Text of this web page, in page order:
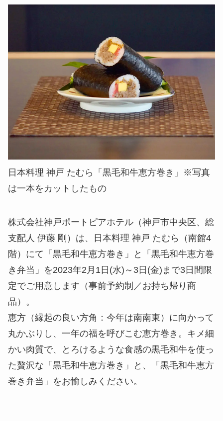
日本料理 神戸 たむら「黒毛和牛恵方巻き」※写真
は一本をカットしたもの
株式会社神戸ポートピアホテル（神戸市中央区、総
支配人 伊藤 剛）は、日本料理 神戸 たむら（南館4
階）にて「黒毛和牛恵方巻き」と「黒毛和牛恵方巻
き弁当」を2023年2月1日(水)～3日(金)まで3日間限
定でご用意します（事前予約制／お持ち帰り商
品）。
恵方（縁起の良い方角：今年は南南東）に向かって
丸かぶりし、一年の福を呼びこむ恵方巻き。キメ細
かい肉質で、とろけるような食感の黒毛和牛を使っ
た贅沢な「黒毛和牛恵方巻き」と、「黒毛和牛恵方
巻き弁当」をお愉しみください。